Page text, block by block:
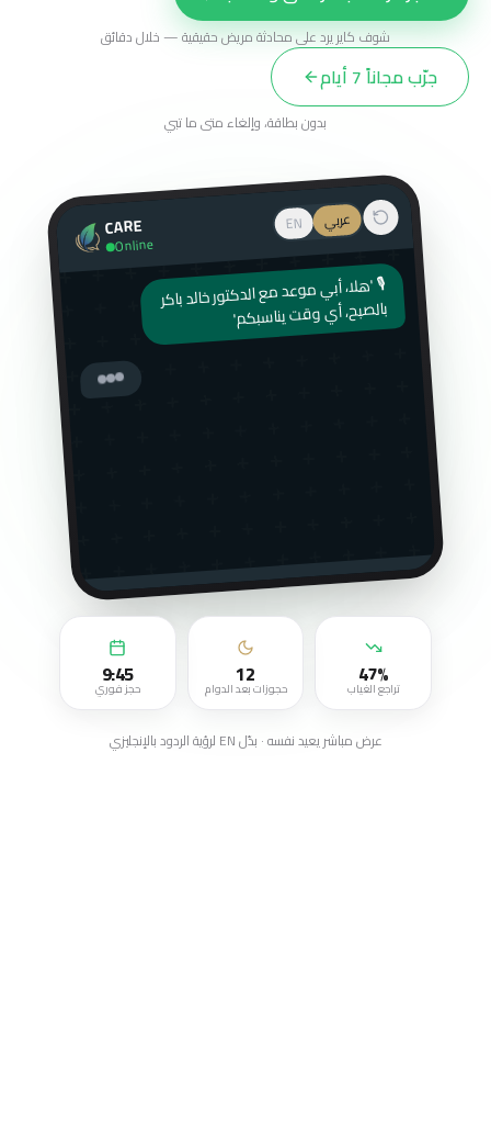
شوف كاير يرد على محادثة مريض حقيقية — خلال دقائق
جرّب مجاناً 7 أيام
بدون بطاقة، وإلغاء متى ما تبي
CARE
Online
EN عربي
🎙 'هلا، أبي موعد مع الدكتور خالد باكر
بالصبح، أي وقت يناسبكم'
أهلاً! سمعت رسالتك الصوتية — تبي
موعد مع الدكتور خالد بكره الصبح.
47%
تراجع الغياب 12
حجوزات بعد الدوام 9:45
حجز فوري
عرض مباشر يعيد نفسه · بدّل EN لرؤية الردود بالإنجليزي